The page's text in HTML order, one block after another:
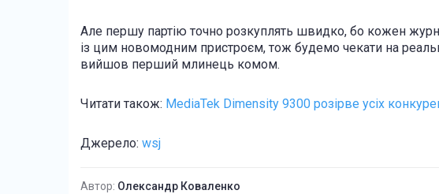
Але першу партію точно розкуплять швидко, бо кожен
із цим новомодним пристроєм, тож будемо чекати на
вийшов перший млинець комом.
Читати також: MediaTek Dimensity 9300 розірве усіх
Джерело: wsj
Автор: Олександр Коваленко